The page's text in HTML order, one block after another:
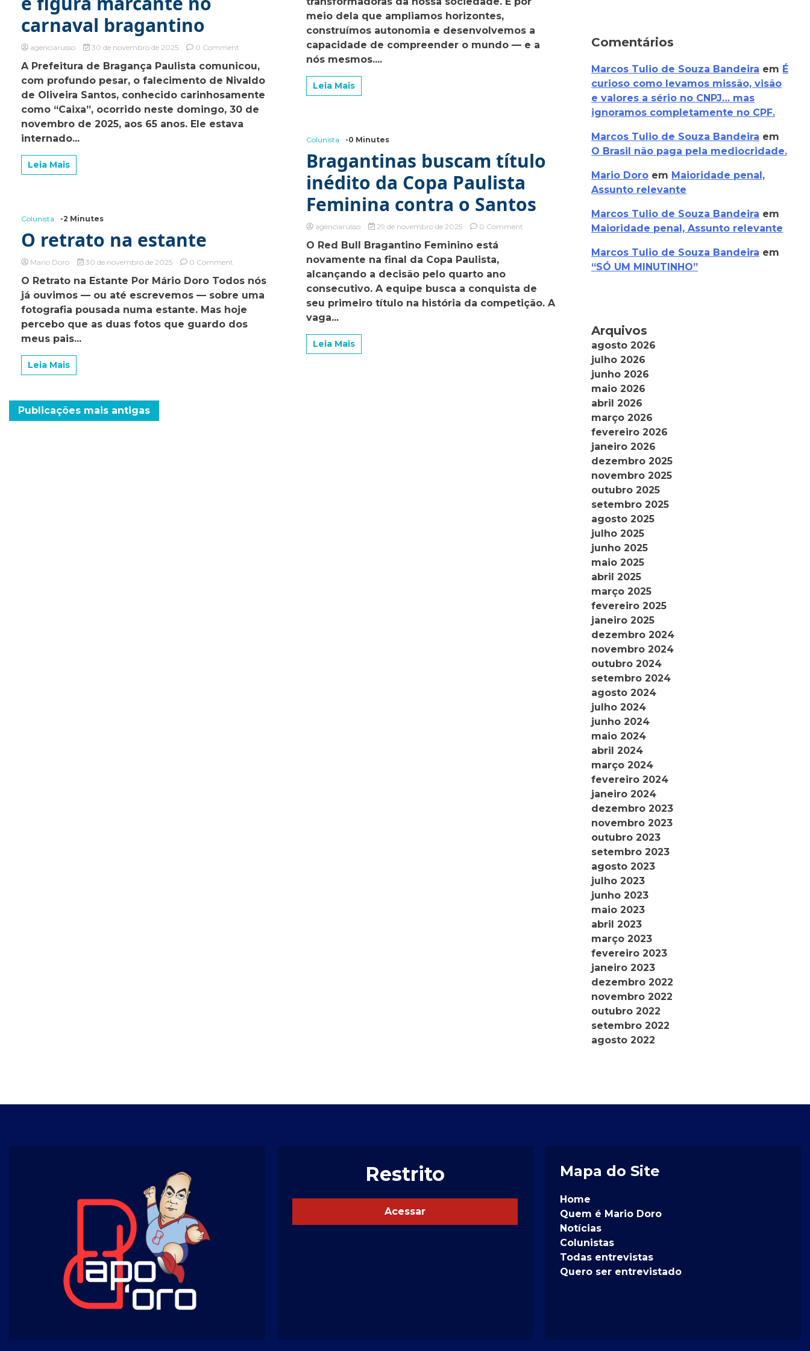
carnaval bragantino
agenciarusso 30 de novembro de 2025 0 Commenton
Paulista
se
despede
de
Nivaldo
“Caixa”,
A Prefeitura de Bragança Paulista comunicou,
com profundo pesar, o falecimento de Nivaldo
de Oliveira Santos, conhecido carinhosamente
como “Caixa”, ocorrido neste domingo, 30 de
novembro de 2025, aos 65 anos. Ele estava
internado...
Leia Mais
Colunista -2 Minutes
O retrato na estante
Mario Doro 30 de novembro de 2025 0 Commenton
retrato
na
estante
O Retrato na Estante Por Mário Doro Todos nós
já ouvimos — ou até escrevemos — sobre uma
fotografia pousada numa estante. Mas hoje
percebo que as duas fotos que guardo dos
meus pais...
Leia Mais
ouro
da
educação
meio dela que ampliamos horizontes,
construímos autonomia e desenvolvemos a
capacidade de compreender o mundo — e a
nós mesmos....
Leia Mais
Colunista -0 Minutes
Bragantinas buscam título
inédito da Copa Paulista
Feminina contra o Santos
agenciarusso 29 de novembro de 2025 0 Commenton
Copa
Paulista
O Red Bull Bragantino Feminino está
novamente na final da Copa Paulista,
alcançando a decisão pelo quarto ano
consecutivo. A equipe busca a conquista de
seu primeiro título na história da competição. A
vaga...
Leia Mais
Navegação
Publicações mais antigas
Comentários
Marcos Tulio de Souza Bandeira em É
curioso como levamos missão, visão
e valores a sério no CNPJ… mas
ignoramos completamente no CPF.
Marcos Tulio de Souza Bandeira em
O Brasil não paga pela mediocridade.
Mario Doro em Maioridade penal,
Assunto relevante
Marcos Tulio de Souza Bandeira em
Maioridade penal, Assunto relevante
Marcos Tulio de Souza Bandeira em
“SÓ UM MINUTINHO”
Arquivos
agosto 2026
julho 2026
junho 2026
maio 2026
abril 2026
março 2026
fevereiro 2026
janeiro 2026
dezembro 2025
novembro 2025
outubro 2025
setembro 2025
agosto 2025
julho 2025
junho 2025
maio 2025
abril 2025
março 2025
fevereiro 2025
janeiro 2025
dezembro 2024
novembro 2024
outubro 2024
setembro 2024
agosto 2024
julho 2024
junho 2024
maio 2024
abril 2024
março 2024
fevereiro 2024
janeiro 2024
dezembro 2023
novembro 2023
outubro 2023
setembro 2023
agosto 2023
julho 2023
junho 2023
maio 2023
abril 2023
março 2023
fevereiro 2023
janeiro 2023
dezembro 2022
novembro 2022
outubro 2022
setembro 2022
agosto 2022
Restrito
Acessar
Mapa do Site
Home
Quem é Mario Doro
Notícias
Colunistas
Todas entrevistas
Quero ser entrevistado